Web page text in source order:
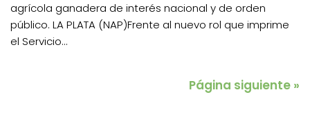
agrícola ganadera de interés nacional y de orden
público. LA PLATA (NAP)Frente al nuevo rol que imprime
el Servicio...
Página siguiente »